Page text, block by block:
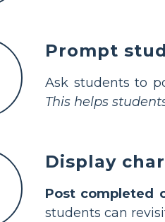
Prompt
Ask students to
This helps
Display
Post completed
students can